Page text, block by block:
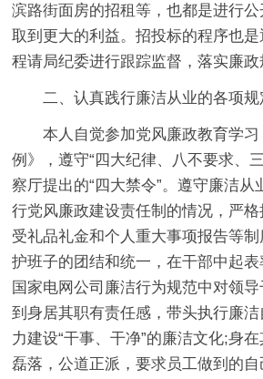
滨路街面房的招租等，也都是进行
取到更大的利益。招投标的程序也
程请局纪委进行跟踪监督，落实廉政
二、认真践行廉洁从业的各项规
本人自觉参加党风廉政教育学
例》，遵守“四大纪律、八不要求、
察厅提出的“四大禁令”。遵守廉洁从
行党风廉政建设责任制的情况，严
受礼品礼金和个人重大事项报告等
护班子的团结和统一，在干部中起
国家电网公司廉洁行为规范中对领
到身居其职有责任感，带头执行廉
力建设“干事、干净”的廉洁文化;身
磊落，公道正派，要求员工做到的